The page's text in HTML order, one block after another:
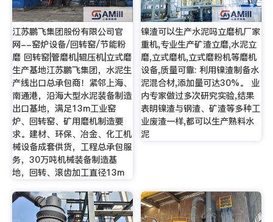
江苏鹏飞集团股份有限公司官
网--窑炉设备/回转窑/节能粉
磨 回转窑|管磨机|辊压机|立式磨
生产基地江苏鹏飞集团，水泥生
产线出口总承包商！紧邻上海、
南通港，沿海大型水泥装备制造
出口基地，满足13m工业窑
炉、回转窑、矿用磨机制造要
求。建材、环保、冶金、化工机
械设备成套供货，工程总承包服
务，30万吨机械装备制造基
地，回转、滚齿加工直径13m
镍渣可以生产水泥吗立磨机厂家
重机,专业生产矿渣立磨,水泥立
磨,立式磨机,立式磨粉机等磨机
设备,质量可靠: 利用镍渣制备水
泥混合材,添加量可达30%。 业
内专家做过多次研究实验,结果
表明镍渣与钢渣、矿渣等多种工
业废渣一样,都可以生产熟料水
泥